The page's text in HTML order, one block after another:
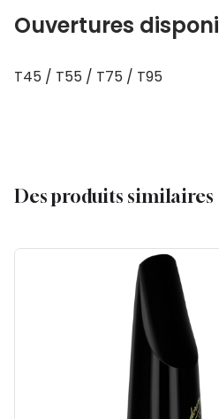
Ouvertures
T45 / T55 / T75 / T95
Des produits similaires